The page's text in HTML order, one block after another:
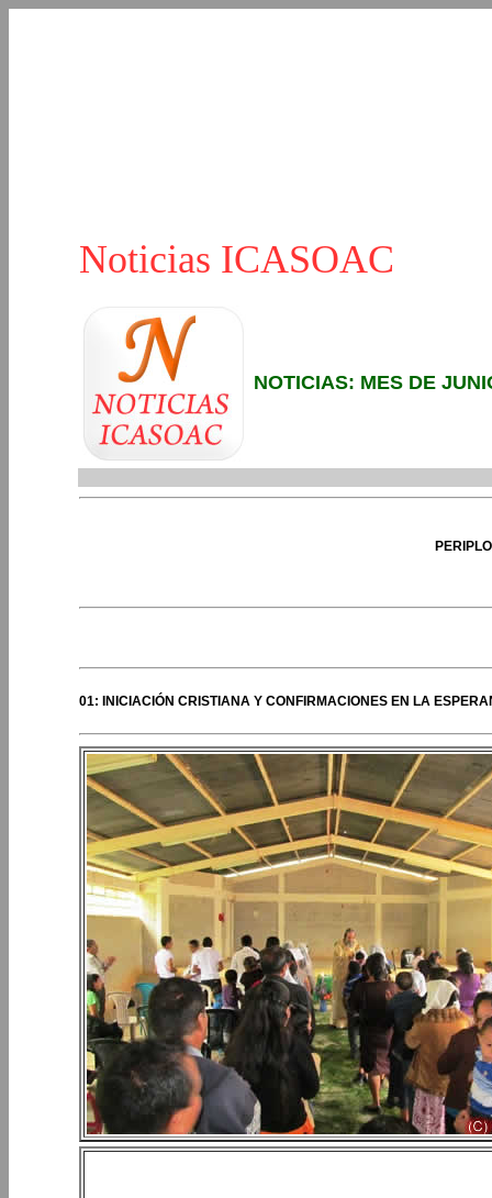
Noticias ICASOAC
NOTICIAS: MES DE
01: INICIACIÓN CRISTIANA Y CONFIRMACIONES EN LA